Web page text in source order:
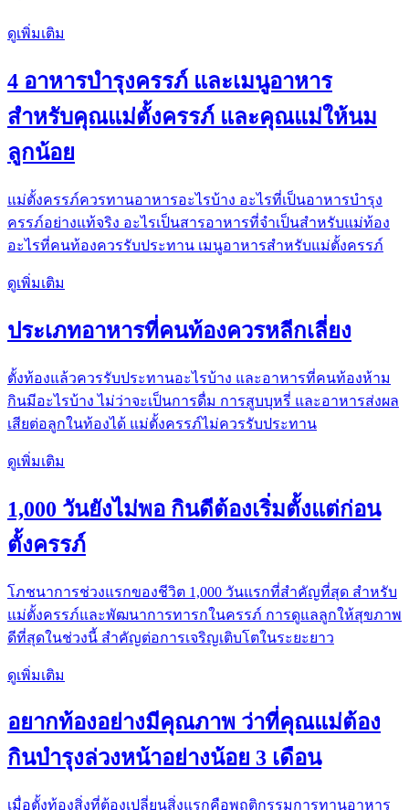
ดูเพิ่มเติม
4 อาหารบำรุงครรภ์ และเมนูอาหาร
สำหรับคุณแม่ตั้งครรภ์ และคุณแม่ให้นม
ลูกน้อย
แม่ตั้งครรภ์ควรทานอาหารอะไรบ้าง อะไรที่เป็นอาหารบำรุง
ครรภ์อย่างแท้จริง อะไรเป็นสารอาหารที่จำเป็นสำหรับแม่ท้อง
อะไรที่คนท้องควรรับประทาน เมนูอาหารสำหรับแม่ตั้งครรภ์
ดูเพิ่มเติม
ประเภทอาหารที่คนท้องควรหลีกเลี่ยง
ตั้งท้องแล้วควรรับประทานอะไรบ้าง และอาหารที่คนท้องห้าม
กินมีอะไรบ้าง ไม่ว่าจะเป็นการดื่ม การสูบบุหรี่ และอาหารส่งผล
เสียต่อลูกในท้องได้ แม่ตั้งครรภ์ไม่ควรรับประทาน
ดูเพิ่มเติม
1,000 วันยังไม่พอ กินดีต้องเริ่มตั้งแต่ก่อน
ตั้งครรภ์
โภชนาการช่วงแรกของชีวิต 1,000 วันแรกที่สำคัญที่สุด สำหรับ
แม่ตั้งครรภ์และพัฒนาการทารกในครรภ์ การดูแลลูกให้สุขภาพ
ดีที่สุดในช่วงนี้ สำคัญต่อการเจริญเติบโตในระยะยาว
ดูเพิ่มเติม
อยากท้องอย่างมีคุณภาพ ว่าที่คุณแม่ต้อง
กินบำรุงล่วงหน้าอย่างน้อย 3 เดือน
เมื่อตั้งท้องสิ่งที่ต้องเปลี่ยนสิ่งแรกคือพฤติกรรมการทานอาหาร